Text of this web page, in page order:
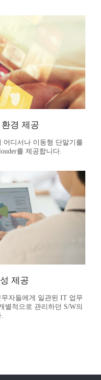
경 제공
어디서나 이동형 단말기를
를 제공합니다.
제공
자들에게 일관된 IT 업무
별적으로 관리하던 S/W의
.